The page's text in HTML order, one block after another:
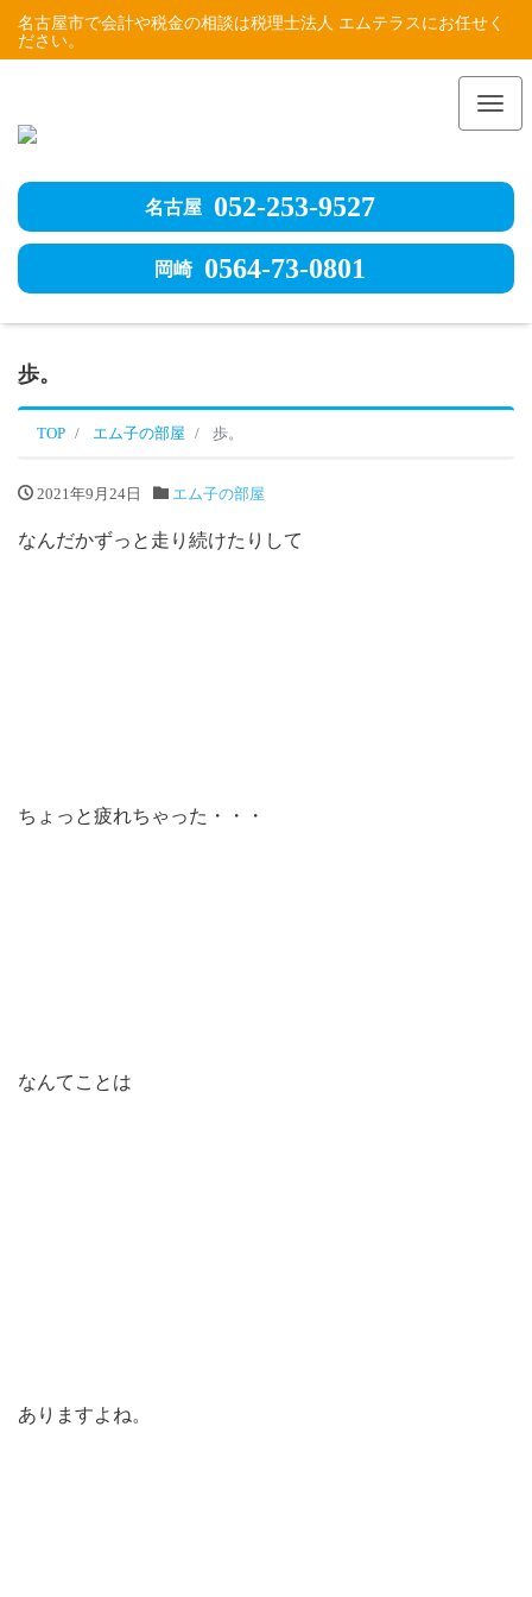
名古屋市で会計や税金の相談は税理士法人 エムテラスにお任せく
ださい。
名古屋 052-253-9527
岡崎 0564-73-0801
歩。
TOP エム子の部屋 歩。
2021年9月24日 エム子の部屋
なんだかずっと走り続けたりして
ちょっと疲れちゃった・・・
なんてことは
ありますよね。